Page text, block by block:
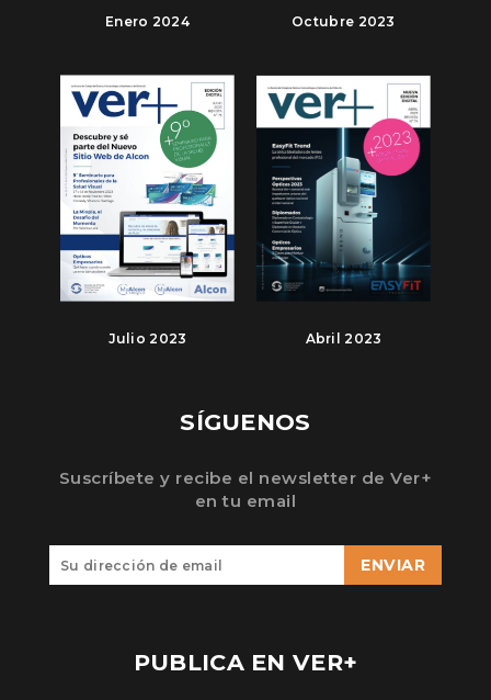
Enero 2024 Octubre 2023
Julio 2023 Abril 2023
SÍGUENOS
Suscríbete y recibe el newsletter de Ver+
en tu email
ENVIAR
PUBLICA EN VER+